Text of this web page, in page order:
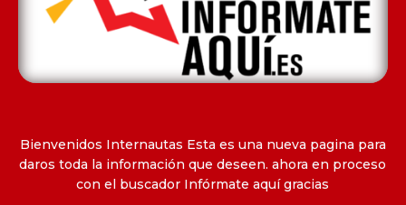
Bienvenidos Internautas Esta es una nueva pagina para
daros toda la información que deseen. ahora en proceso
con el buscador Infórmate aquí gracias